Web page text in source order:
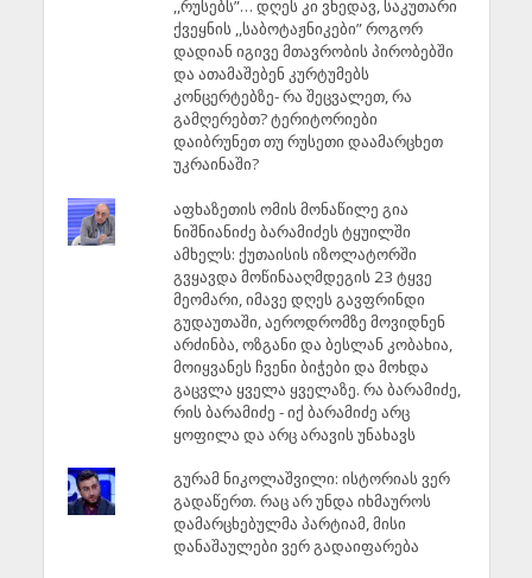
,,რუსებს”… დღეს კი ვხედავ, საკუთარი
ქვეყნის ,,საბოტაჟნიკები” როგორ
დადიან იგივე მთავრობის პირობებში
და ათამაშებენ კურტუმებს
კონცერტებზე- რა შეცვალეთ, რა
გამღერებთ? ტერიტორიები
დაიბრუნეთ თუ რუსეთი დაამარცხეთ
უკრაინაში?
აფხაზეთის ომის მონაწილე გია
ნიშნიანიძე ბარამიძეს ტყუილში
ამხელს: ქუთაისის იზოლატორში
გვყავდა მოწინააღმდეგის 23 ტყვე
მეომარი, იმავე დღეს გავფრინდი
გუდაუთაში, აეროდრომზე მოვიდნენ
არძინბა, ოზგანი და ბესლან კობახია,
მოიყვანეს ჩვენი ბიჭები და მოხდა
გაცვლა ყველა ყველაზე. რა ბარამიძე,
რის ბარამიძე - იქ ბარამიძე არც
ყოფილა და არც არავის უნახავს
გურამ ნიკოლაშვილი: ისტორიას ვერ
გადაწერთ. რაც არ უნდა იხმაუროს
დამარცხებულმა პარტიამ, მისი
დანაშაულები ვერ გადაიფარება